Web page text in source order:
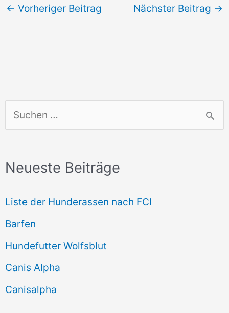
u
h
n
n
a
c
h
Neueste Beiträge
Liste der Hunderassen nach FCI
Barfen
Hundefutter Wolfsblut
Canis Alpha
Canisalpha
← Vorheriger Beitrag Nächster Beitrag →